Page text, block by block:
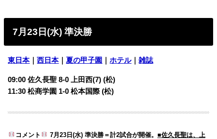
7月23日(水) 準決勝
東日本｜西日本｜夏の甲子園 ｜ホテル｜雑誌
09:00 佐久長聖 8-0 上田西(7) (松)
11:30 松商学園 1-0 松本国際 (松)
コメント 7月23日(水) 準決勝＝計2試合が開催。 ■佐久長聖は、上